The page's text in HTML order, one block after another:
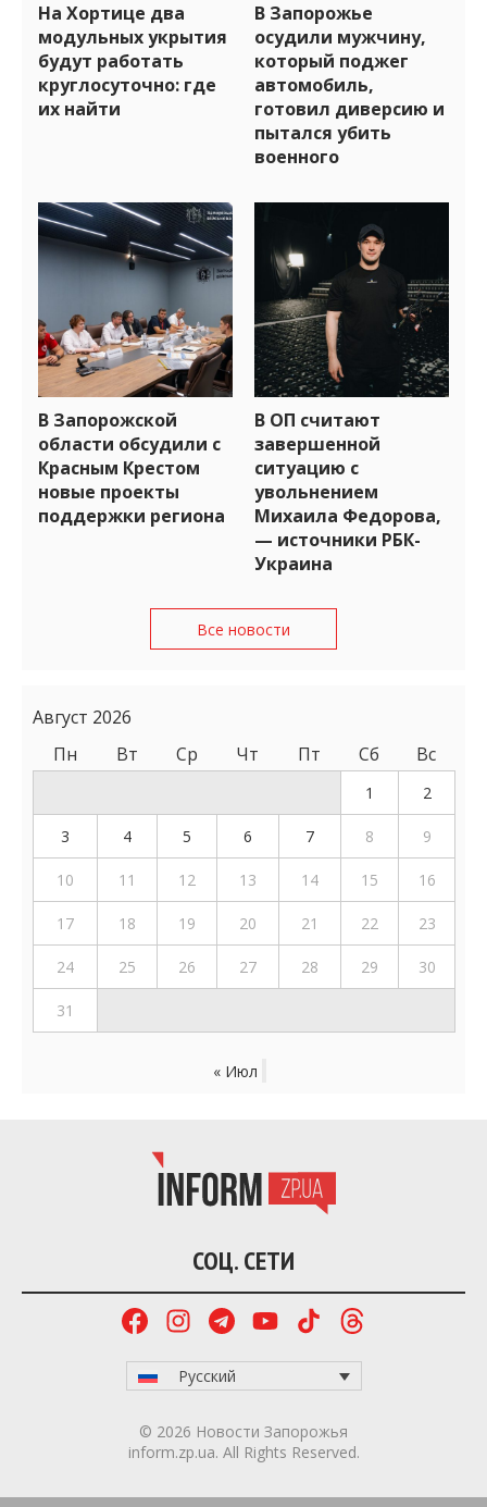
На Хортице два
модульных укрытия
будут работать
круглосуточно: где
их найти
В Запорожье
осудили мужчину,
который поджег
автомобиль,
готовил диверсию и
пытался убить
военного
В Запорожской
области обсудили с
Красным Крестом
новые проекты
поддержки региона
В ОП считают
завершенной
ситуацию с
увольнением
Михаила Федорова,
— источники РБК-
Украина
Все новости
Август 2026
Пн
Вт Ср Чт Пт Сб Вс
1 2
3 4 5 6 7 8 9
10 11 12 13 14 15 16
17 18 19 20 21 22 23
24 25 26 27 28 29 30
31
« Июл
СОЦ. СЕТИ
Русский
© 2026 Новости Запорожья
inform.zp.ua. All Rights Reserved.